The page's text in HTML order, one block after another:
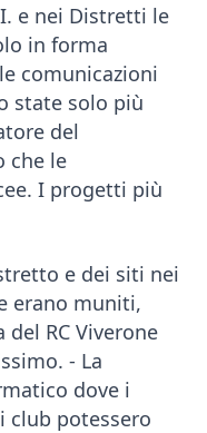
e nei Distretti le
in forma
comunicazioni
state solo più
del
che le
I progetti più
e dei siti nei
erano muniti,
del RC Viverone
- La
dove i
club potessero